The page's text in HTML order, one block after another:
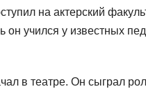
на актерский
учился у известных
в театре. Он сыграл